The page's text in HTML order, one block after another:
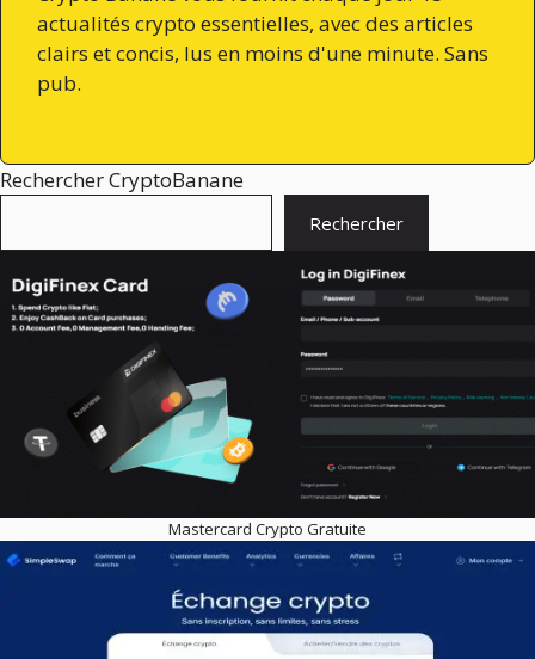
actualités crypto essentielles, avec des articles
clairs et concis, lus en moins d'une minute. Sans
pub.
Rechercher CryptoBanane
Rechercher
Mastercard Crypto Gratuite